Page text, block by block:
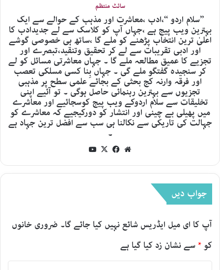
سائٹ منتظم
’’سلام اردو ‘‘،ادب ،معاشرت اور مذہب کے حوالے سے ایک
بہترین ویب پیج ہے ،جہاں آپ کو کلاسک سے لے جدیدادب کا
اعلیٰ ترین انتخاب پڑھنے کو ملے گا ،ساتھ ہی خصوصی گوشے
اور ادبی تقریبات سے لے کر تحقیق وتنقید،تبصرے اور
تجزیے کا عمیق مطالعہ ملے گا ۔ جہاں معاشرتی مسائل کو لے
کر سنجیدہ گفتگو ملے گی ۔ جہاں بِنا کسی مسلکی تعصب
اور فرقہ وارنہ کج بحثی کے بجائے علمی سطح پر مذہبی
تجزیوں سے بہترین رہنمائی حاصل ہوگی ۔ تو آئیے اپنی
تخلیقات سے سلام اردوکے ویب پیج کوسجائیے اور معاشرے
میں پھیلی بے چینی اور انتشار کو دورکیجیے کہ معاشرے کو
جہالت کی تاریکی سے نکالنا ہی سب سے افضل ترین جہاد ہے
۔
Website
Facebook
X
جواب دیں
آپ کا ای میل ایڈریس شائع نہیں کیا جائے گا۔ ضروری خانوں
کو *سے نشان زد کیا گیا ہے